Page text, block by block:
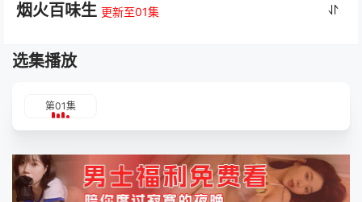
烟火百味生 更新至01集
选集播放
第01集